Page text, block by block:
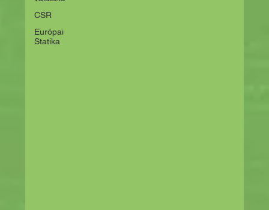
CSR
Európai
Statika